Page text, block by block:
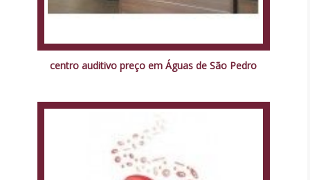
centro auditivo preço em Águas de São Pedro